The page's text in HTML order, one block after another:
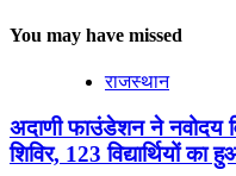
You may have missed
राजस्थान
अदाणी फाउंडेशन ने नवोदय
शिविर, 123 विद्यार्थियों का